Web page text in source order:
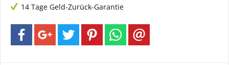
14 Tage Geld-Zurück-Garantie